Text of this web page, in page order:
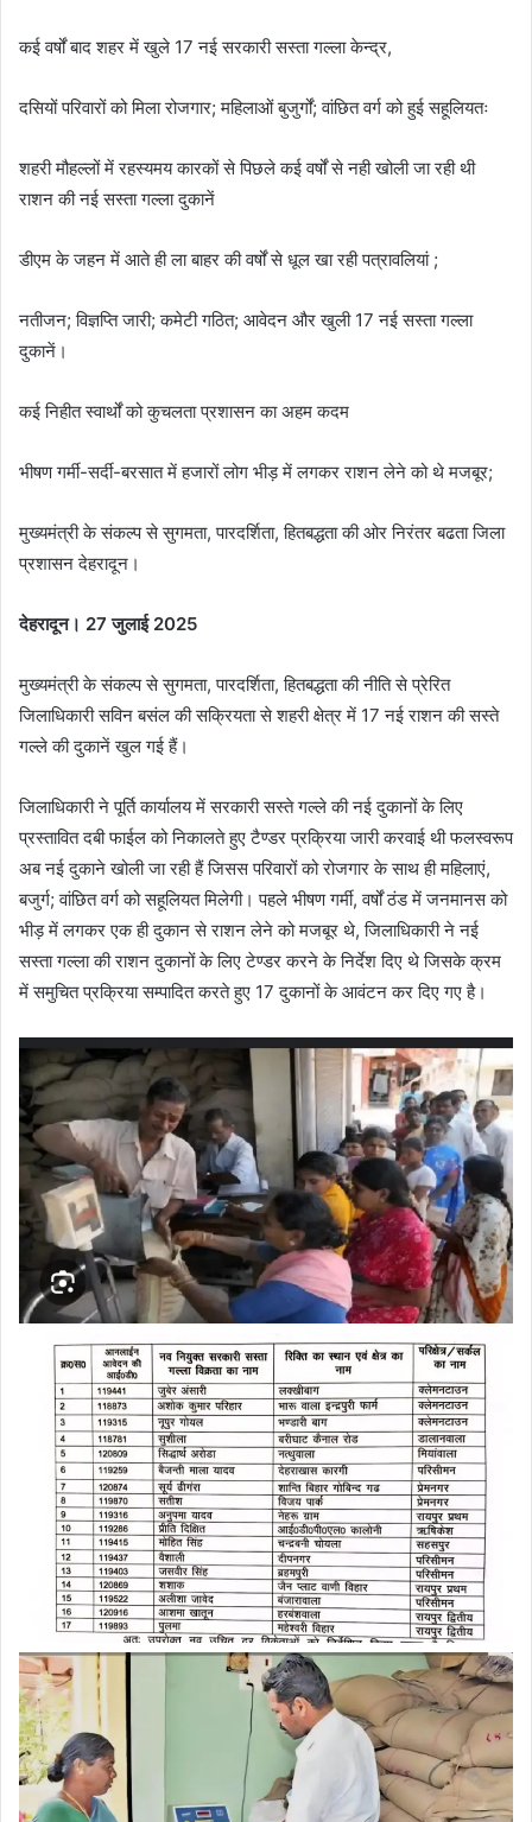
कई वर्षों बाद शहर में खुले 17 नई सरकारी सस्ता गल्ला केन्द्र,
दसियों परिवारों को मिला रोजगार; महिलाओं बुजुर्गों; वांछित वर्ग को हुई सहूलियतः
शहरी मौहल्लों में रहस्यमय कारकों से पिछले कई वर्षों से नही खोली जा रही थी
राशन की नई सस्ता गल्ला दुकानें
डीएम के जहन में आते ही ला बाहर की वर्षों से धूल खा रही पत्रावलियां ;
नतीजन; विज्ञप्ति जारी; कमेटी गठित; आवेदन और खुली 17 नई सस्ता गल्ला
दुकानें।
कई निहीत स्वार्थों को कुचलता प्रशासन का अहम कदम
भीषण गर्मी-सर्दी-बरसात में हजारों लोग भीड़ में लगकर राशन लेने को थे मजबूर;
मुख्यमंत्री के संकल्प से सुगमता, पारदर्शिता, हितबद्धता की ओर निरंतर बढता जिला
प्रशासन देहरादून।
देहरादून। 27 जुलाई 2025
मुख्यमंत्री के संकल्प से सुगमता, पारदर्शिता, हितबद्धता की नीति से प्रेरित
जिलाधिकारी सविन बसंल की सक्रियता से शहरी क्षेत्र में 17 नई राशन की सस्ते
गल्ले की दुकानें खुल गई हैं।
जिलाधिकारी ने पूर्ति कार्यालय में सरकारी सस्ते गल्ले की नई दुकानों के लिए
प्रस्तावित दबी फाईल को निकालते हुए टैण्डर प्रक्रिया जारी करवाई थी फलस्वरूप
अब नई दुकाने खोली जा रही हैं जिसस परिवारों को रोजगार के साथ ही महिलाएं,
बजुर्ग; वांछित वर्ग को सहूलियत मिलेगी। पहले भीषण गर्मी, वर्षों ठंड में जनमानस को
भीड़ में लगकर एक ही दुकान से राशन लेने को मजबूर थे, जिलाधिकारी ने नई
सस्ता गल्ला की राशन दुकानों के लिए टेण्डर करने के निर्देश दिए थे जिसके क्रम
में समुचित प्रक्रिया सम्पादित करते हुए 17 दुकानों के आवंटन कर दिए गए है।